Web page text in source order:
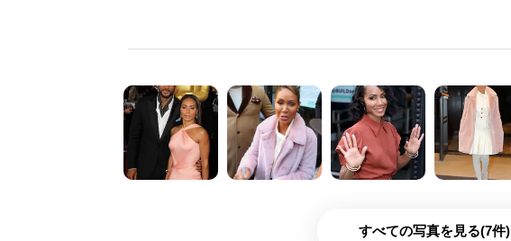
すべての写真を見る(7件)